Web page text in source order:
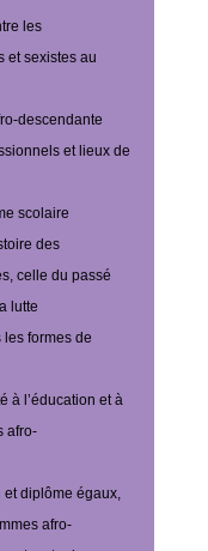
les
et sexistes au
descendante
et lieux de
scolaire
des
celle du passé
lutte
formes de
à l’éducation et à
afro-
et diplôme égaux,
afro-